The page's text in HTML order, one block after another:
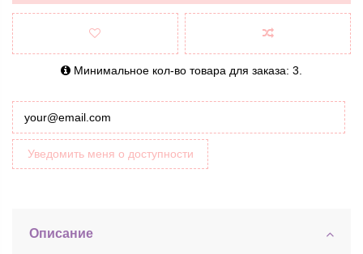
Минимальное кол-во товара для заказа: 3.
Уведомить меня о доступности
Описание